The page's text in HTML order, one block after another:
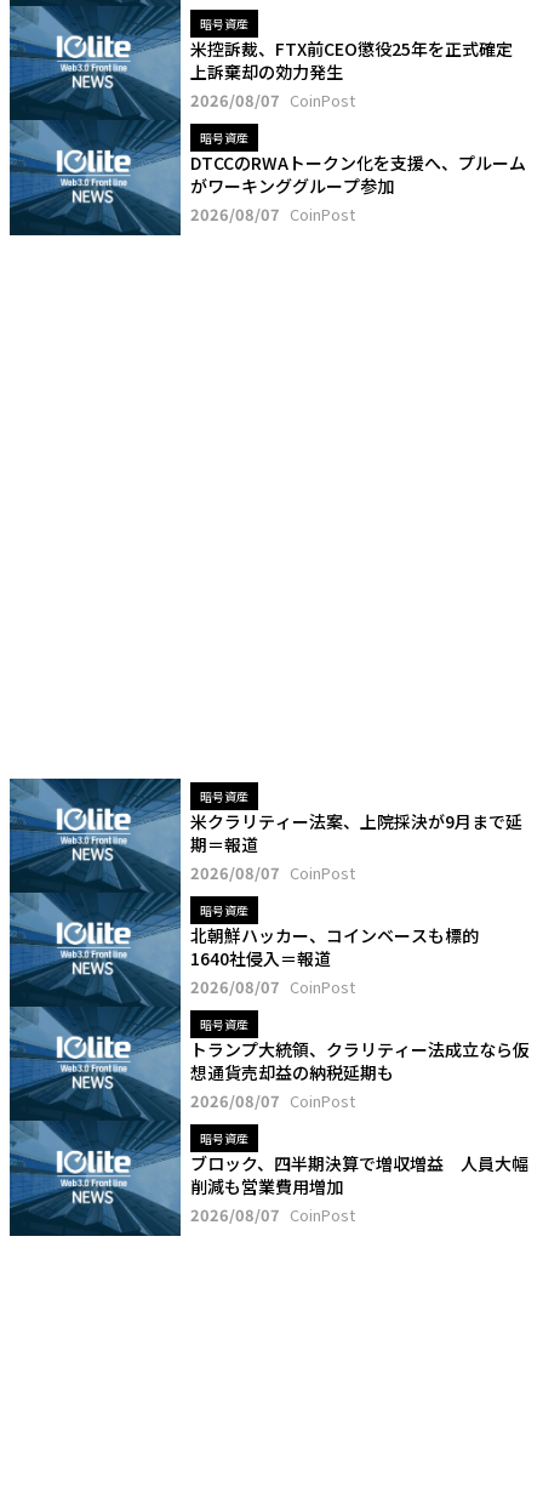
暗号資産
米控訴裁、FTX前CEO懲役25年を正式確定
上訴棄却の効力発生
2026/08/07 CoinPost
暗号資産
DTCCのRWAトークン化を支援へ、プルーム
がワーキンググループ参加
2026/08/07 CoinPost
暗号資産
米クラリティー法案、上院採決が9月まで延
期＝報道
2026/08/07 CoinPost
暗号資産
北朝鮮ハッカー、コインベースも標的
1640社侵入＝報道
2026/08/07 CoinPost
暗号資産
トランプ大統領、クラリティー法成立なら仮
想通貨売却益の納税延期も
2026/08/07 CoinPost
暗号資産
ブロック、四半期決算で増収増益 人員大幅
削減も営業費用増加
2026/08/07 CoinPost